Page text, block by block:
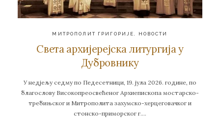
МИТРОПОЛИТ ГРИГОРИЈЕ НОВОСТИ
Света архијерејска литургија у
Дубровнику
У недјељу седму по Педесетници, 19. јула 2026. године, по
благослову Високопреосвећеног Архиепископа мостарско-
требињског и Митрополита захумско-херцеговачког и
стонско-приморског г….